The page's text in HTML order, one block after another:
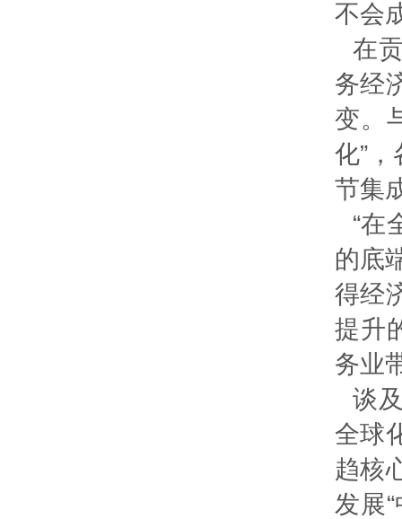
不会
在
务经
变。
化”
节集
“在
的底
得经
提升
务业
谈
全球
趋核
发展